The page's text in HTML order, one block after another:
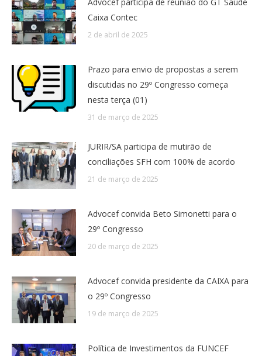
Caixa Contec
2 de abril de 2025
Prazo para envio de propostas a serem
discutidas no 29º Congresso começa
nesta terça (01)
31 de março de 2025
JURIR/SA participa de mutirão de
conciliações SFH com 100% de acordo
21 de março de 2025
Advocef convida Beto Simonetti para o
29º Congresso
20 de março de 2025
Advocef convida presidente da CAIXA para
o 29º Congresso
19 de março de 2025
Política de Investimentos da FUNCEF